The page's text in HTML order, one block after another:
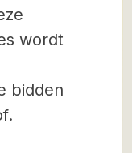
wordt
bidden